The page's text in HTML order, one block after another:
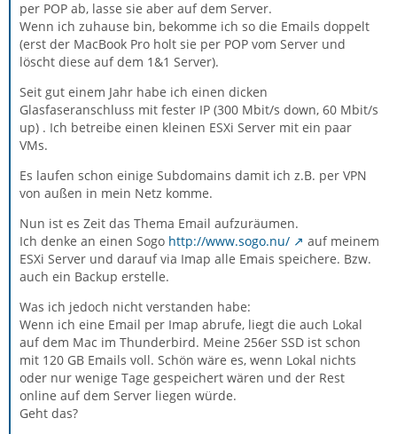
per POP ab, lasse sie aber auf dem Server.
Wenn ich zuhause bin, bekomme ich so die Emails doppelt
(erst der MacBook Pro holt sie per POP vom Server und
löscht diese auf dem 1&1 Server).
Seit gut einem Jahr habe ich einen dicken
Glasfaseranschluss mit fester IP (300 Mbit/s down, 60 Mbit/s
up) . Ich betreibe einen kleinen ESXi Server mit ein paar
VMs.
Es laufen schon einige Subdomains damit ich z.B. per VPN
von außen in mein Netz komme.
Nun ist es Zeit das Thema Email aufzuräumen.
Ich denke an einen Sogo http://www.sogo.nu/
auf meinem
ESXi Server und darauf via Imap alle Emais speichere. Bzw.
auch ein Backup erstelle.
Was ich jedoch nicht verstanden habe:
Wenn ich eine Email per Imap abrufe, liegt die auch Lokal
auf dem Mac im Thunderbird. Meine 256er SSD ist schon
mit 120 GB Emails voll. Schön wäre es, wenn Lokal nichts
oder nur wenige Tage gespeichert wären und der Rest
online auf dem Server liegen würde.
Geht das?